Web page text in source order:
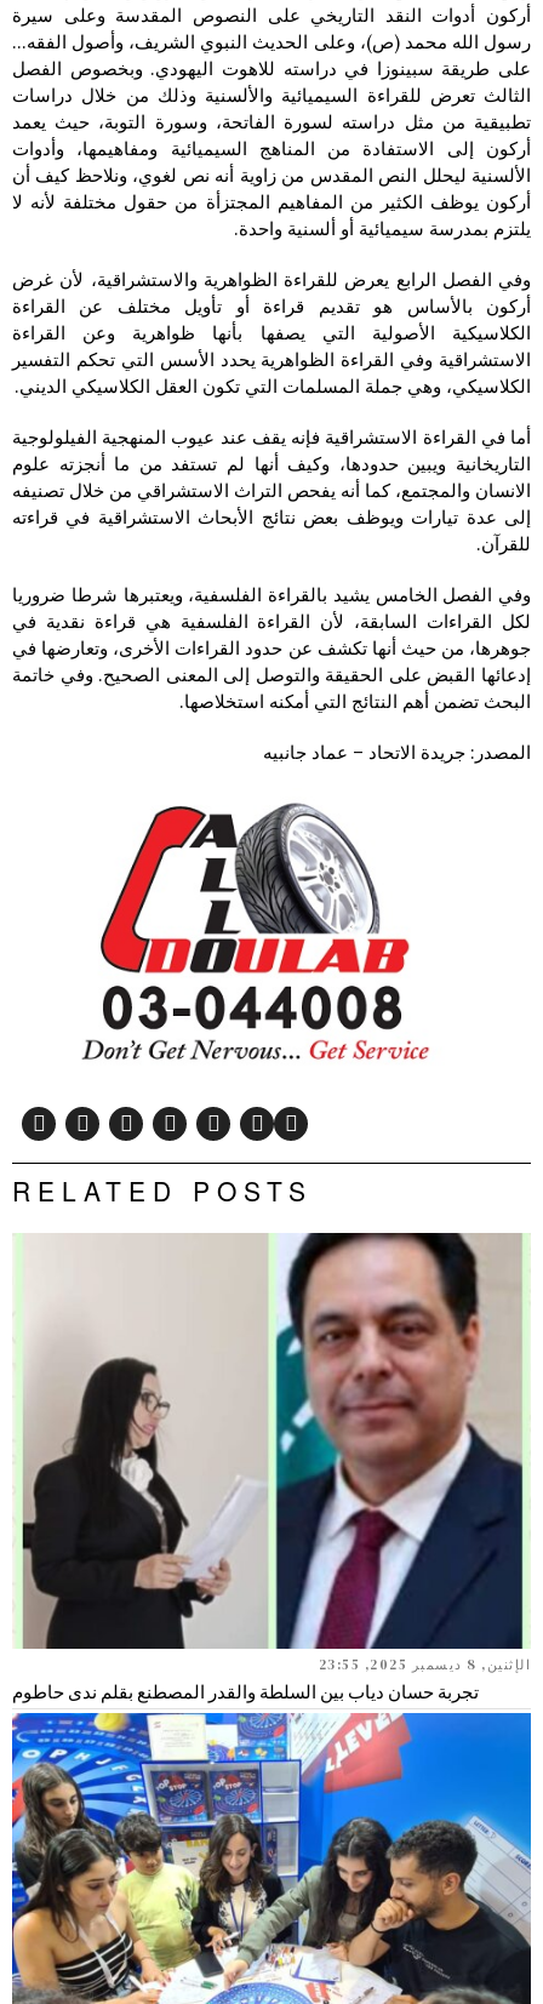
أركون أدوات النقد التاريخي على النصوص المقدسة وعلى سيرة
رسول الله محمد (ص)، وعلى الحديث النبوي الشريف، وأصول الفقه…
على طريقة سبينوزا في دراسته للاهوت اليهودي. وبخصوص الفصل
الثالث تعرض للقراءة السيميائية والألسنية وذلك من خلال دراسات
تطبيقية من مثل دراسته لسورة الفاتحة، وسورة التوبة، حيث يعمد
أركون إلى الاستفادة من المناهج السيميائية ومفاهيمها، وأدوات
الألسنية ليحلل النص المقدس من زاوية أنه نص لغوي، ونلاحظ كيف أن
أركون يوظف الكثير من المفاهيم المجتزأة من حقول مختلفة لأنه لا
يلتزم بمدرسة سيميائية أو ألسنية واحدة.
وفي الفصل الرابع يعرض للقراءة الظواهرية والاستشراقية، لأن غرض
أركون بالأساس هو تقديم قراءة أو تأويل مختلف عن القراءة
الكلاسيكية الأصولية التي يصفها بأنها ظواهرية وعن القراءة
الاستشراقية وفي القراءة الظواهرية يحدد الأسس التي تحكم التفسير
الكلاسيكي، وهي جملة المسلمات التي تكون العقل الكلاسيكي الديني.
أما في القراءة الاستشراقية فإنه يقف عند عيوب المنهجية الفيلولوجية
التاريخانية ويبين حدودها، وكيف أنها لم تستفد من ما أنجزته علوم
الانسان والمجتمع، كما أنه يفحص التراث الاستشراقي من خلال تصنيفه
إلى عدة تيارات ويوظف بعض نتائج الأبحاث الاستشراقية في قراءته
للقرآن.
وفي الفصل الخامس يشيد بالقراءة الفلسفية، ويعتبرها شرطا ضروريا
لكل القراءات السابقة، لأن القراءة الفلسفية هي قراءة نقدية في
جوهرها، من حيث أنها تكشف عن حدود القراءات الأخرى، وتعارضها في
إدعائها القبض على الحقيقة والتوصل إلى المعنى الصحيح. وفي خاتمة
البحث تضمن أهم النتائج التي أمكنه استخلاصها.
المصدر: جريدة الاتحاد – عماد جانبيه
RELATED POSTS
الإثنين, 8 ديسمبر 2025, 23:55
تجربة حسان دياب بين السلطة والقدر المصطنع بقلم ندى حاطوم